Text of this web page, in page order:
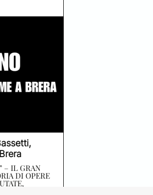
– IL GRAN
DI OPERE